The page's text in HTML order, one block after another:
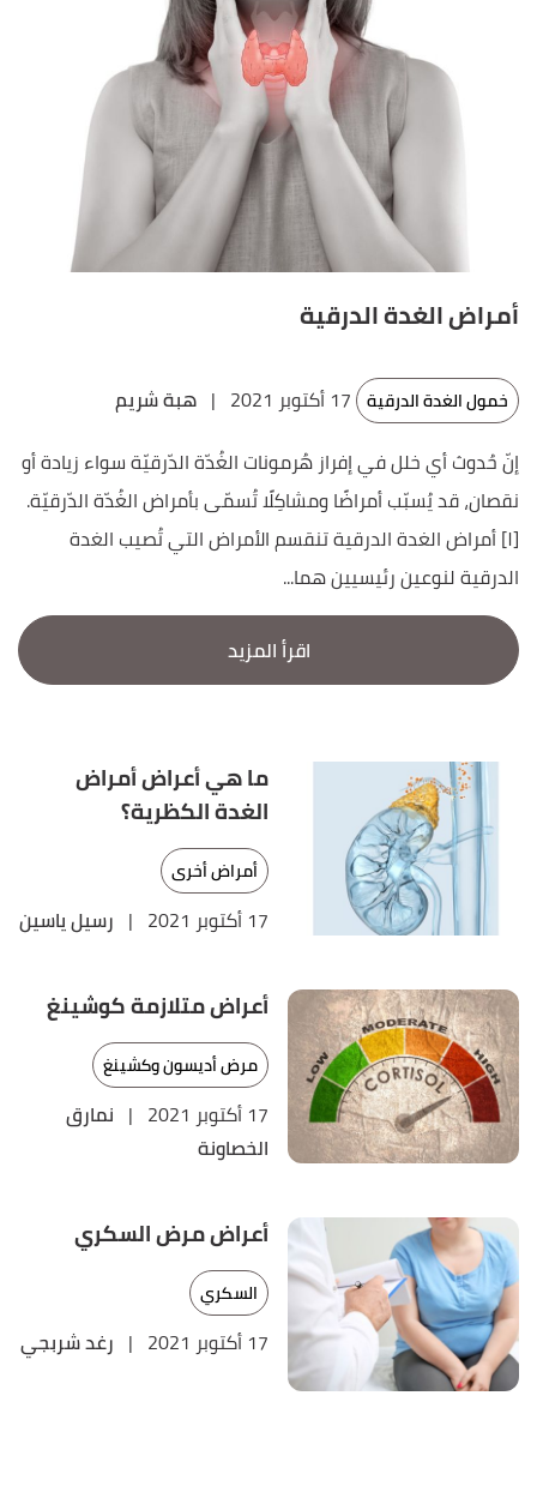
أمراض الغدة الدرقية
خمول الغدة الدرقية 17 أكتوبر 2021 | هبة شريم
إنّ حُدوث أي خلل في إفراز هُرمونات الغُدّة الدّرقيّة سواء زيادة أو
نقصان، قد يُسبّب أمراضًا ومشاكِلًا تُسمّى بأمراض الغُدّة الدّرقيّة.
[١] أمراض الغدة الدرقية تنقسم الأمراض التي تُصيب الغدة
الدرقية لنوعين رئيسيين هما...
اقرأ المزيد
ما هي أعراض أمراض
الغدة الكظرية؟
أمراض أخرى
17 أكتوبر 2021 | رسيل ياسين
أعراض متلازمة كوشينغ
مرض أديسون وكشينغ
17 أكتوبر 2021 | نمارق
الخصاونة
أعراض مرض السكري
السكري
17 أكتوبر 2021 | رغد شربجي